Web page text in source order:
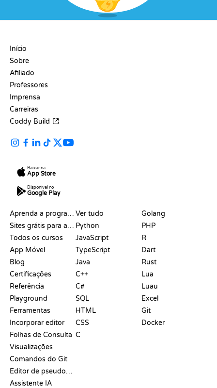
Início
Sobre
Afiliado
Professores
Imprensa
Carreiras
Coddy Build
Baixar na
App Store
Disponível no
Google Play
Aprenda a programar
Sites grátis para aprender a programar
Todos os cursos
App Móvel
Blog
Certificações
Referência
Playground
Ferramentas
Incorporar editor
Folhas de Consulta
Visualizações
Comandos do Git
Editor de pseudocódigo
Assistente IA
Ver tudo
Python
JavaScript
TypeScript
Java
C++
C#
SQL
HTML
CSS
C
Golang
PHP
R
Dart
Rust
Lua
Luau
Excel
Git
Docker